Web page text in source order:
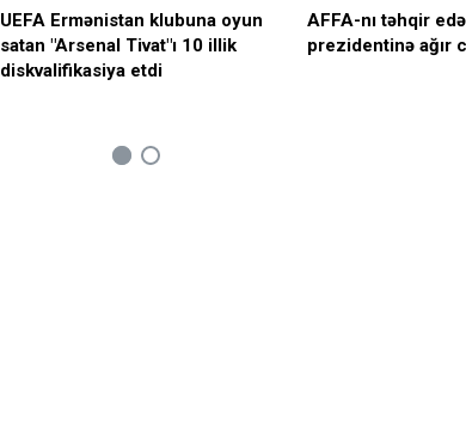
UEFA Ermənistan klubuna oyun
satan "Arsenal Tivat"ı 10 illik
diskvalifikasiya etdi
AFFA-nı təhqir
prezidentinə ağır